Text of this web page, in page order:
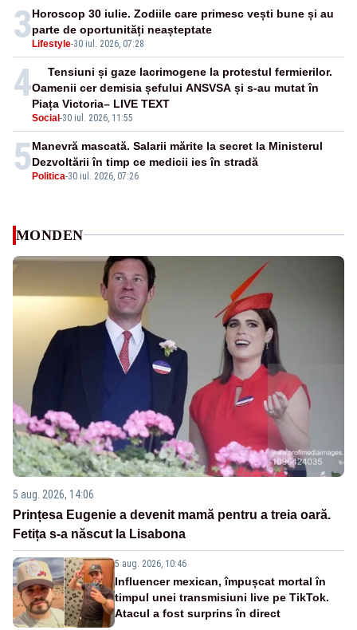
3Lifestyle-30 iul. 2026, 07:28
Horoscop 30 iulie. Zodiile care primesc vești bune și au
parte de oportunități neașteptate
4
Social-30 iul. 2026, 11:55
Tensiuni și gaze lacrimogene la protestul fermierilor.
Oamenii cer demisia șefului ANSVSA și s-au mutat în
Piața Victoria– LIVE TEXT
5Politica-30 iul. 2026, 07:26
Manevră mascată. Salarii mărite la secret la Ministerul
Dezvoltării în timp ce medicii ies în stradă
MONDEN
5 aug. 2026, 14:06
Prințesa Eugenie a devenit mamă pentru a treia oară.
Fetița s-a născut la Lisabona
5 aug. 2026, 10:46
Influencer mexican, împușcat mortal în
timpul unei transmisiuni live pe TikTok.
Atacul a fost surprins în direct